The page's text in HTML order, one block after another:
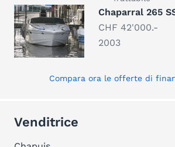
Chaparral 265
CHF 42'000.-
2003
Compara ora le offerte di
Venditrice